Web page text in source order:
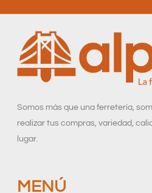
Somos más que una ferretería,
realizar tus compras, variedad,
lugar.
MENÚ